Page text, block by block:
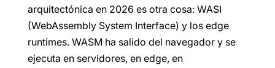
arquitectónica en 2026 es otra cosa: WASI
(WebAssembly System Interface) y los edge
runtimes. WASM ha salido del navegador y se
ejecuta en servidores, en edge, en